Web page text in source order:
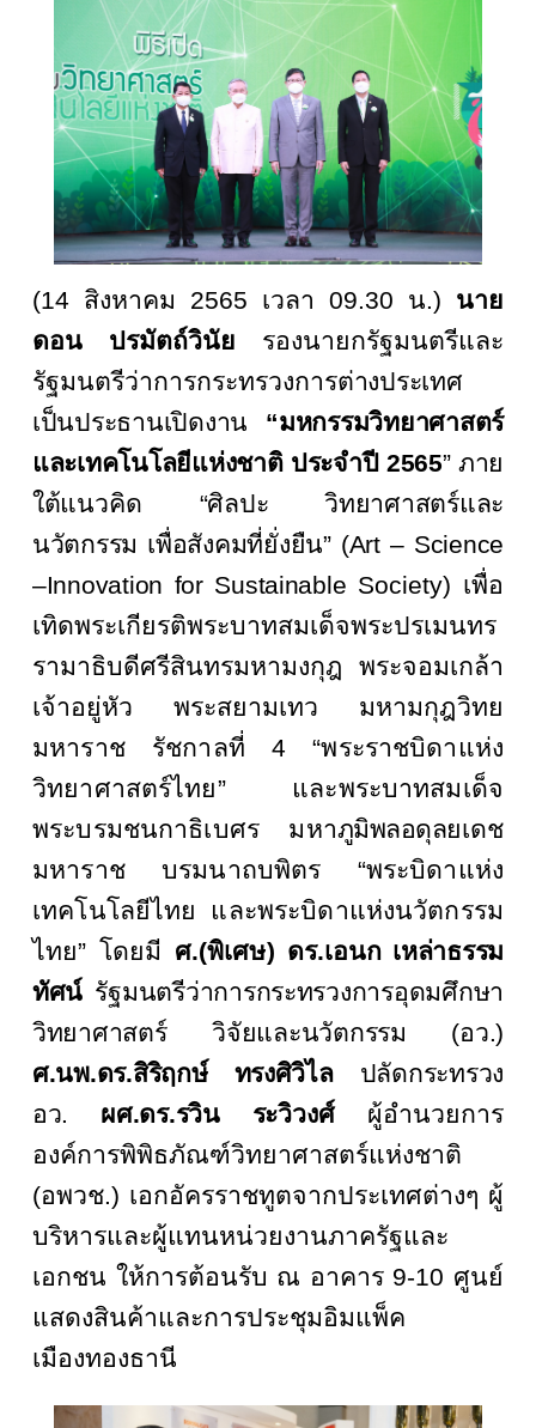
(14 สิงหาคม 2565 เวลา 09.30 น.) นาย
ดอน ปรมัตถ์วินัย รองนายกรัฐมนตรีและ
รัฐมนตรีว่าการกระทรวงการต่างประเทศ
เป็นประธานเปิดงาน “มหกรรมวิทยาศาสตร์
และเทคโนโลยีแห่งชาติ ประจำปี 2565” ภาย
ใต้แนวคิด “ศิลปะ วิทยาศาสตร์และ
นวัตกรรม เพื่อสังคมที่ยั่งยืน” (Art – Science
–Innovation for Sustainable Society) เพื่อ
เทิดพระเกียรติพระบาทสมเด็จพระปรเมนทร
รามาธิบดีศรีสินทรมหามงกุฎ พระจอมเกล้า
เจ้าอยู่หัว พระสยามเทว มหามกุฎวิทย
มหาราช รัชกาลที่ 4 “พระราชบิดาแห่ง
วิทยาศาสตร์ไทย” และพระบาทสมเด็จ
พระบรมชนกาธิเบศร มหาภูมิพลอดุลยเดช
มหาราช บรมนาถบพิตร “พระบิดาแห่ง
เทคโนโลยีไทย และพระบิดาแห่งนวัตกรรม
ไทย” โดยมี ศ.(พิเศษ) ดร.เอนก เหล่าธรรม
ทัศน์ รัฐมนตรีว่าการกระทรวงการอุดมศึกษา
วิทยาศาสตร์ วิจัยและนวัตกรรม (อว.)
ศ.นพ.ดร.สิริฤกษ์ ทรงศิวิไลปลัดกระทรวง
อว. ผศ.ดร.รวิน ระวิวงศ์ ผู้อำนวยการ
องค์การพิพิธภัณฑ์วิทยาศาสตร์แห่งชาติ
(อพวช.) เอกอัครราชทูตจากประเทศต่างๆ ผู้
บริหารและผู้แทนหน่วยงานภาครัฐและ
เอกชน ให้การต้อนรับ ณ อาคาร 9-10 ศูนย์
แสดงสินค้าและการประชุมอิมแพ็ค
เมืองทองธานี